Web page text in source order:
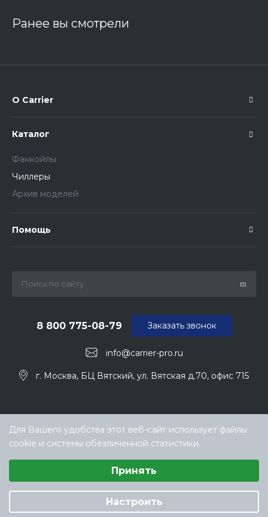
Ранее вы смотрели
О Carrier
Каталог
Фанкойлы
Чиллеры
Архив моделей
Помощь
info@carrier-pro.ru
8 800 775-08-79
г. Москва, БЦ Вятский, ул. Вятская д.70, офис 715
Заказать звонок
дилер Carrier (Керриер) в РФ
Для Вашего удобства этот веб-сайт использует файлы
cookie и системы обезличенной статистики.
Принять
Настроить